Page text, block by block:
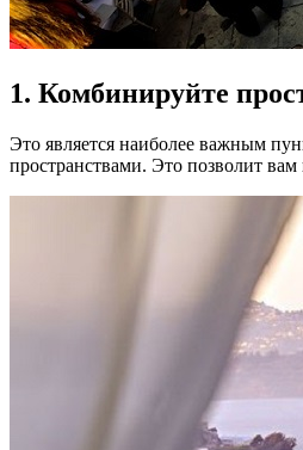
1. Комбинируйте
Это является наиболее важным
пространствами. Это позволит